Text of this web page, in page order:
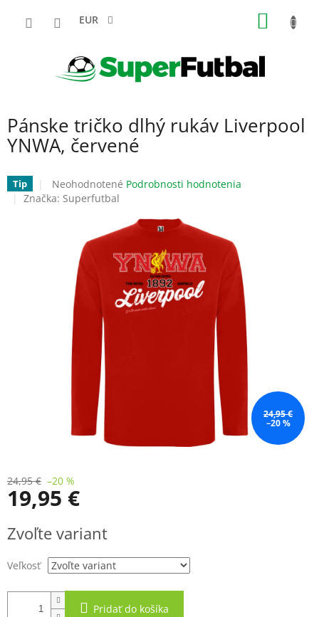
EUR
Pánske tričko dlhý rukáv Liverpool
YNWA, červené
Tip
Priemerné
hodnotenie
hviezdičiek.
Neohodnotené Podrobnosti hodnotenia
Značka: Superfutbal
24,95 €
–20 %
24,95 € –20 %
19,95 €
cena:
Zvoľte variant
Veľkosť
Pridať do košíka